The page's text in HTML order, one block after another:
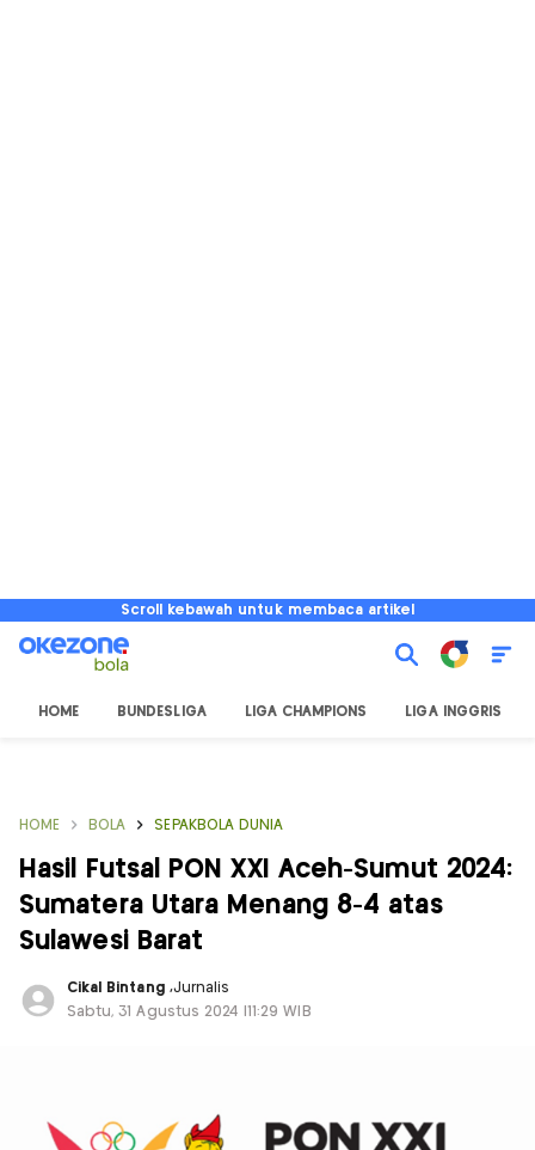
Scroll kebawah untuk membaca artikel
HOME BUNDESLIGA LIGA CHAMPIONS LIGA INGGRIS
HOME BOLA SEPAKBOLA DUNIA
Hasil Futsal PON XXI Aceh-Sumut 2024:
Sumatera Utara Menang 8-4 atas
Sulawesi Barat
Cikal Bintang ,Jurnalis
Sabtu, 31 Agustus 2024 |11:29 WIB